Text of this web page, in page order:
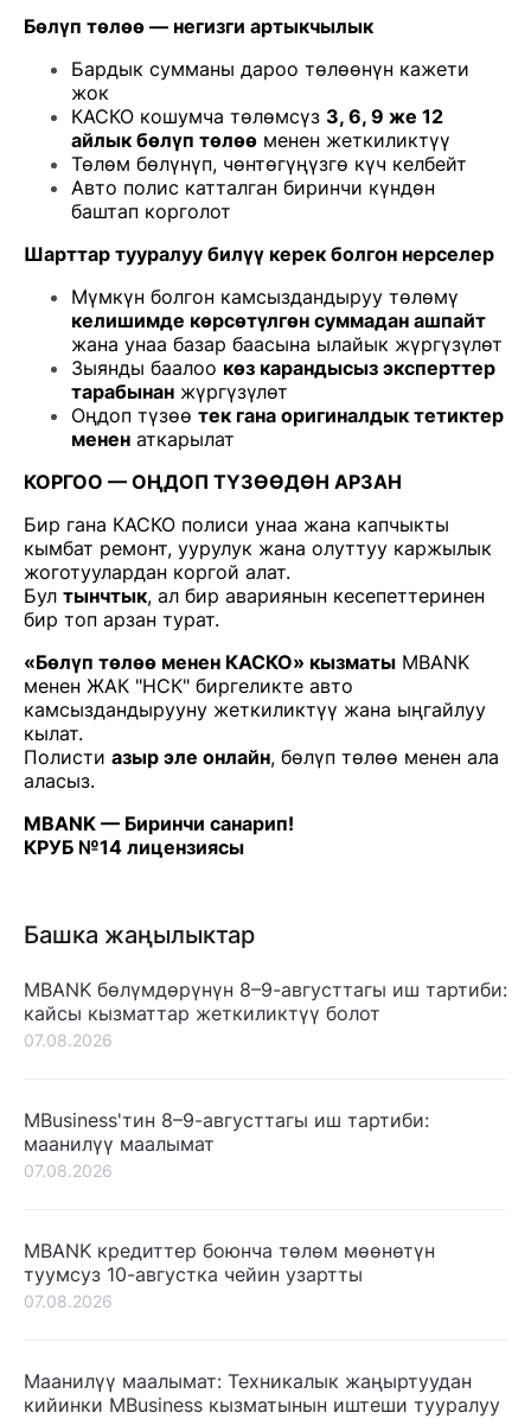
Бөлүп төлөө — негизги артыкчылык
Бардык сумманы дароо төлөөнүн кажети
жок
КАСКО кошумча төлөмсүз 3, 6, 9 же 12
айлык бөлүп төлөө менен жеткиликтүү
Төлөм бөлүнүп, чөнтөгүңүзгө күч келбейт
Авто полис катталган биринчи күндөн
баштап корголот
Шарттар тууралуу билүү керек болгон нерселер
Мүмкүн болгон камсыздандыруу төлөмү
келишимде көрсөтүлгөн суммадан ашпайт
жана унаа базар баасына ылайык жүргүзүлөт
Зыянды баалоо көз карандысыз эксперттер
тарабынан жүргүзүлөт
Оңдоп түзөө тек гана оригиналдык тетиктер
менен аткарылат
КОРГОО — ОҢДОП ТҮЗӨӨДӨН АРЗАН
Бир гана КАСКО полиси унаа жана капчыкты
кымбат ремонт, уурулук жана олуттуу каржылык
жоготуулардан коргой алат.
Бул тынчтык, ал бир авариянын кесепеттеринен
бир топ арзан турат.
«Бөлүп төлөө менен КАСКО» кызматы MBANK
менен ЖАК "НСК" биргеликте авто
камсыздандырууну жеткиликтүү жана ыңгайлуу
кылат.
Полисти азыр эле онлайн, бөлүп төлөө менен ала
аласыз.
MBANK — Биринчи санарип!
КРУБ №14 лицензиясы
Башка жаңылыктар
MBANK бөлүмдөрүнүн 8–9-августтагы иш тартиби:
кайсы кызматтар жеткиликтүү болот
07.08.2026
MBusiness'тин 8–9-августтагы иш тартиби:
маанилүү маалымат
07.08.2026
MBANK кредиттер боюнча төлөм мөөнөтүн
туумсуз 10-августка чейин узартты
07.08.2026
Маанилүү маалымат: Техникалык жаңыртуудан
кийинки MBusiness кызматынын иштеши тууралуу